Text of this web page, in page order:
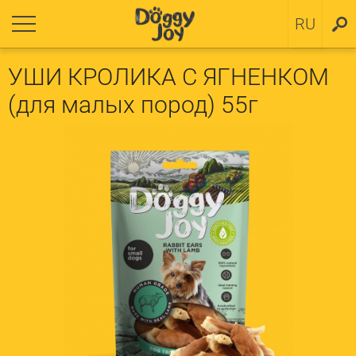
RU
SV
УШИ КРОЛИКА С ЯГНЕНКОМ
(для малых пород) 55г
малых пород